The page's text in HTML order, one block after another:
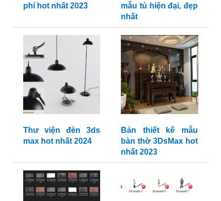
phí hot nhất 2023
mẫu tủ hiện đại, đẹp
nhất
Thư viện đèn 3ds
max hot nhất 2024
Bản thiết kế mẫu
bàn thờ 3DsMax hot
nhất 2023